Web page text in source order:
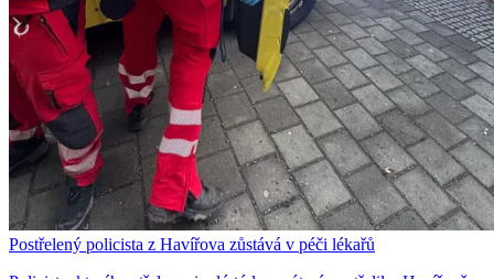
Postřelený policista z Havířova zůstává v péči lékařů